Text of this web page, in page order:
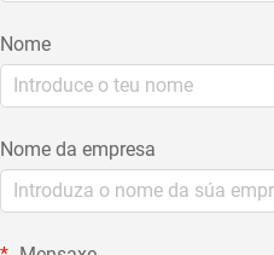
Nome
Nome da empresa